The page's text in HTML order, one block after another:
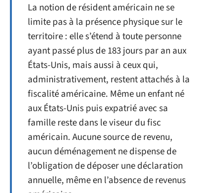
La notion de résident américain ne se
limite pas à la présence physique sur le
territoire : elle s’étend à toute personne
ayant passé plus de 183 jours par an aux
États-Unis, mais aussi à ceux qui,
administrativement, restent attachés à la
fiscalité américaine. Même un enfant né
aux États-Unis puis expatrié avec sa
famille reste dans le viseur du fisc
américain. Aucune source de revenu,
aucun déménagement ne dispense de
l’obligation de déposer une déclaration
annuelle, même en l’absence de revenus